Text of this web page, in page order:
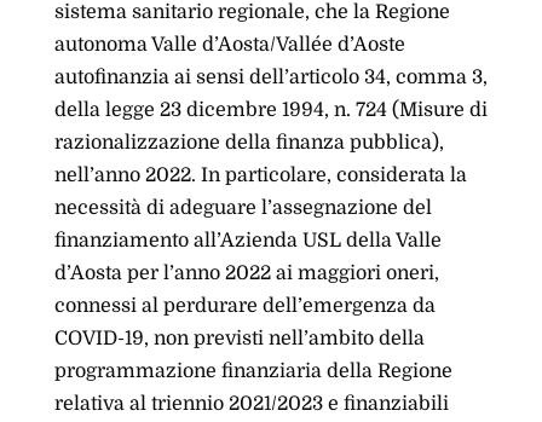
sistema sanitario regionale, che la Regione
autonoma Valle d’Aosta/Vallée d’Aoste
autofinanzia ai sensi dell’articolo 34, comma 3,
della legge 23 dicembre 1994, n. 724 (Misure di
razionalizzazione della finanza pubblica),
nell’anno 2022. In particolare, considerata la
necessità di adeguare l’assegnazione del
finanziamento all’Azienda USL della Valle
d’Aosta per l’anno 2022 ai maggiori oneri,
connessi al perdurare dell’emergenza da
COVID-19, non previsti nell’ambito della
programmazione finanziaria della Regione
relativa al triennio 2021/2023 e finanziabili